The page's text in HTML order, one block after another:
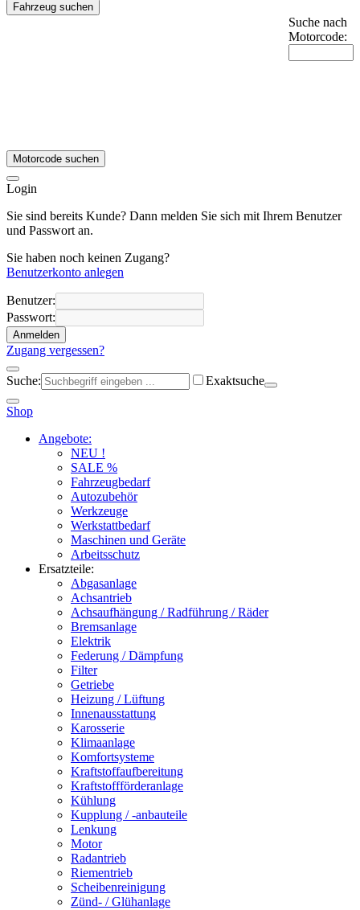
Fahrzeug suchen
Suche nach
Motorcode:
Motorcode suchen
Login
Sie sind bereits Kunde? Dann melden Sie sich mit Ihrem Benutzer
und Passwort an.
Sie haben noch keinen Zugang?
Benutzerkonto anlegen
Benutzer:
Passwort:
Anmelden
Zugang vergessen?
Suche: Exaktsuche
Shop
Angebote:
NEU !
SALE %
Fahrzeugbedarf
Autozubehör
Werkzeuge
Werkstattbedarf
Maschinen und Geräte
Arbeitsschutz
Ersatzteile:
Abgasanlage
Achsantrieb
Achsaufhängung / Radführung / Räder
Bremsanlage
Elektrik
Federung / Dämpfung
Filter
Getriebe
Heizung / Lüftung
Innenausstattung
Karosserie
Klimaanlage
Komfortsysteme
Kraftstoffaufbereitung
Kraftstoffförderanlage
Kühlung
Kupplung / -anbauteile
Lenkung
Motor
Radantrieb
Riementrieb
Scheibenreinigung
Zünd- / Glühanlage